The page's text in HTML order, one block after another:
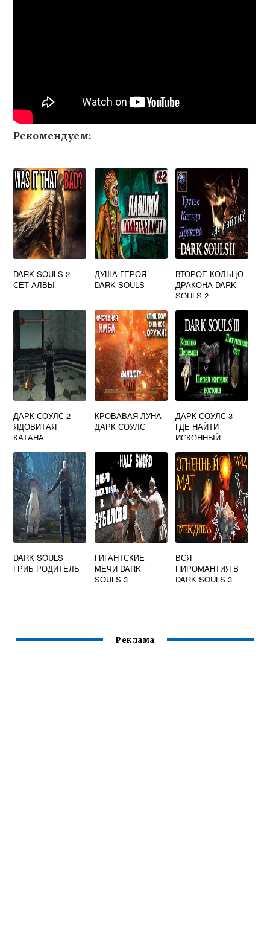
Рекомендуем:
DARK SOULS 2
СЕТ АЛВЫ
ДУША ГЕРОЯ
DARK SOULS
ВТОРОЕ КОЛЬЦО
ДРАКОНА DARK
SOULS 2
ДАРК СОУЛС 2
ЯДОВИТАЯ
КАТАНА
КРОВАВАЯ ЛУНА
ДАРК СОУЛС
ДАРК СОУЛС 3
ГДЕ НАЙТИ
ИСКОННЫЙ
DARK SOULS
ГРИБ РОДИТЕЛЬ
ГИГАНТСКИЕ
МЕЧИ DARK
SOULS 3
ВСЯ
ПИРОМАНТИЯ В
DARK SOULS 3
Реклама